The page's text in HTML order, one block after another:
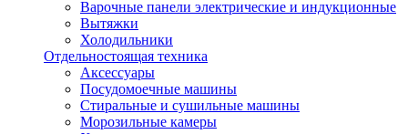
Варочные панели электрические и индукционные
Вытяжки
Холодильники
Отдельностоящая техника
Аксессуары
Посудомоечные машины
Стиральные и сушильные машины
Морозильные камеры